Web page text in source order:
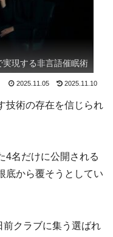
実現する非言語催眠術
2025.11.05 2025.11.10
技術の存在を信じられ
4名だけに公開される
底から覆そうとしてい
クラブに集う選ばれ